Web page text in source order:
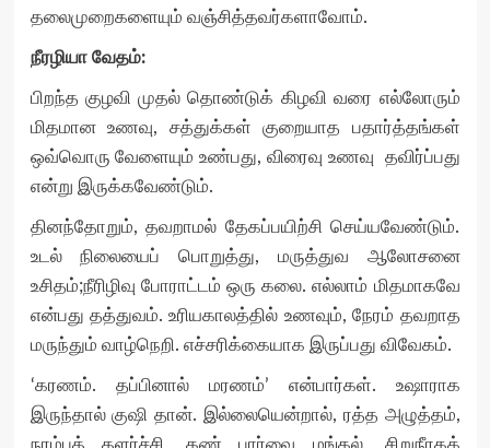
தலைமுறைகளையும் வஞ்சித்தவர்களாவோம்.
நீரழியா வேதம்:
பிறந்த குழவி முதல் தொண்டுக் கிழவி வரை எல்லோரும்
மிதமான உணவு, சத்துக்கள் குறையாத பதார்த்தங்கள்
ஒவ்வொரு வேளையும் உண்பது, விரைவு உணவு தவிர்ப்பது
என்று இருக்கவேண்டும்.
தினந்தோறும், தவறாமல் தேகப்பயிற்சி செய்யவேண்டும்.
உடல் நிலையைப் பொறுத்து, மருத்துவ ஆலோசனை
உசிதம்;நீரிழிவு போராட்டம் ஒரு கலை. எல்லாம் மிதமாகவே
என்பது தத்துவம். உரியகாலத்தில் உணவும், நேரம் தவறாத
மருந்தும் வாழ்நெறி. எச்சரிக்கையாக இருப்பது விவேகம்.
‘கரணம். தப்பினால் மரணம்’ என்பார்கள். உஷாராக
இருந்தால் குஷி தான். இல்லையென்றால், ரத்த அழுத்தம்,
நரம்புத் தளர்ச்சி, கண் பார்வை மங்கல், சிறுநீரகக்